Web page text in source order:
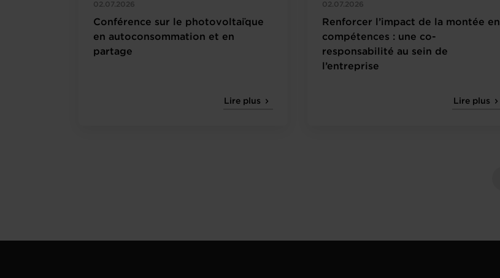
02.07.2026
Conférence sur le photovoltaïque
en autoconsommation et en
partage
Lire plus
02.07.2026
Renforcer l’impact de la montée en
compétences : une co-
responsabilité au sein de
l’entreprise
Lire plus